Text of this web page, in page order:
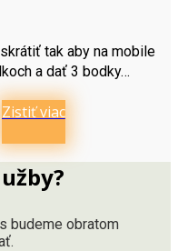
tak aby na mobile
a dať 3 bodky…
Zistiť viac
budeme obratom